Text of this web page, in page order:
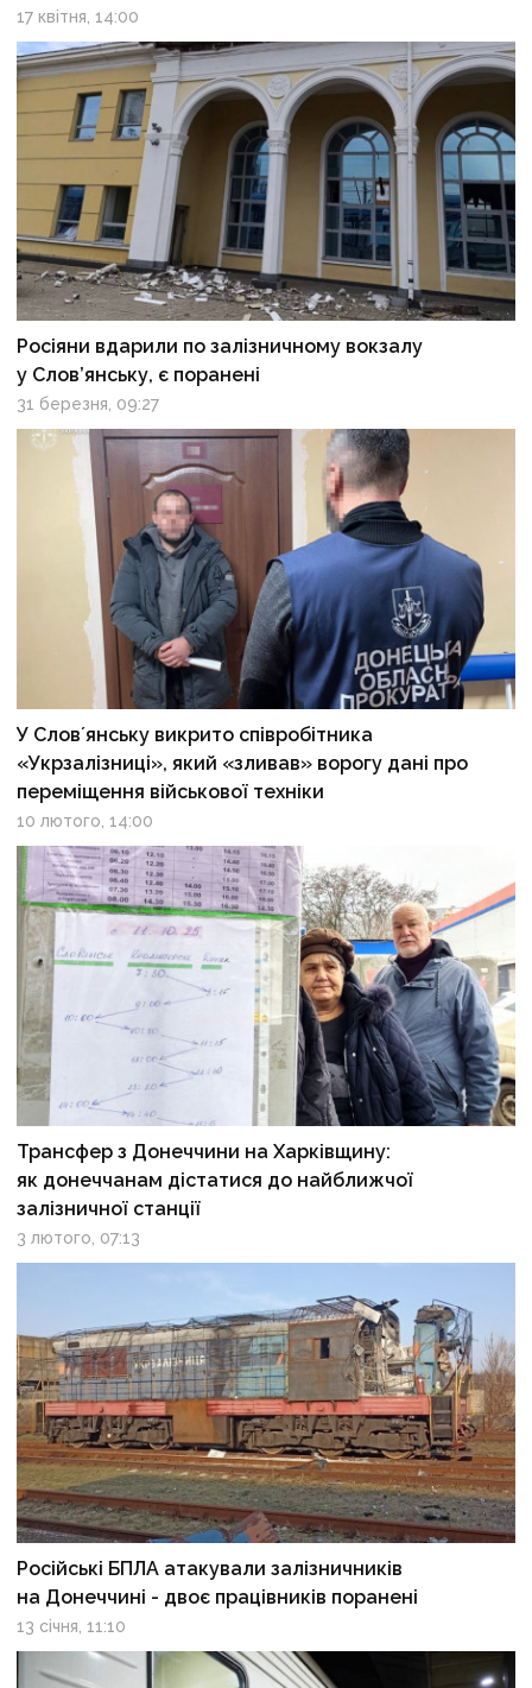
17 квітня, 14:00
Росіяни вдарили по залізничному вокзалу
у Слов’янську, є поранені
31 березня, 09:27
У Словʼянську викрито співробітника
«Укрзалізниці», який «зливав» ворогу дані про
переміщення військової техніки
10 лютого, 14:00
Трансфер з Донеччини на Харківщину:
як донеччанам дістатися до найближчої
залізничної станції
3 лютого, 07:13
Російські БПЛА атакували залізничників
на Донеччині - двоє працівників поранені
13 січня, 11:10